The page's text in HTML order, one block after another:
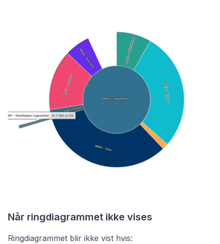
Når ringdiagrammet ikke vises
Ringdiagrammet blir ikke vist hvis: